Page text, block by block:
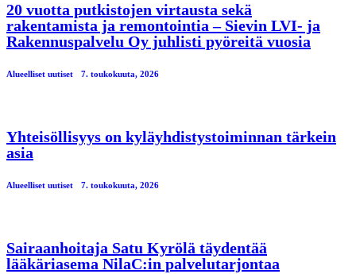
20 vuotta putkistojen virtausta sekä
rakentamista ja remontointia – Sievin LVI- ja
Rakennuspalvelu Oy juhlisti pyöreitä vuosia
Alueelliset uutiset 7. toukokuuta, 2026
Yhteisöllisyys on kyläyhdistystoiminnan tärkein
asia
Alueelliset uutiset 7. toukokuuta, 2026
Sairaanhoitaja Satu Kyrölä täydentää
lääkäriasema NilaC:in palvelutarjontaa